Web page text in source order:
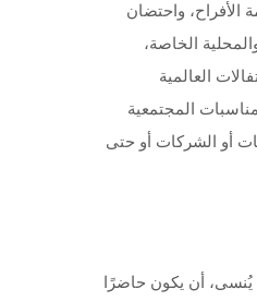
الأفراح، واحتضان
الخاصة،
العالمية
المجتمعية
أو الشركات أو حتى
يُنسى، أن يكون حاضرًا